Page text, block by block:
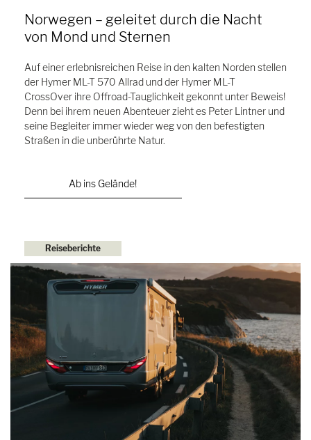
Norwegen – geleitet durch die Nacht
von Mond und Sternen
Auf einer erlebnisreichen Reise in den kalten Norden stellen
der Hymer ML-T 570 Allrad und der Hymer ML-T
CrossOver ihre Offroad-Tauglichkeit gekonnt unter Beweis!
Denn bei ihrem neuen Abenteuer zieht es Peter Lintner und
seine Begleiter immer wieder weg von den befestigten
Straßen in die unberührte Natur.
Ab ins Gelände!
Reiseberichte